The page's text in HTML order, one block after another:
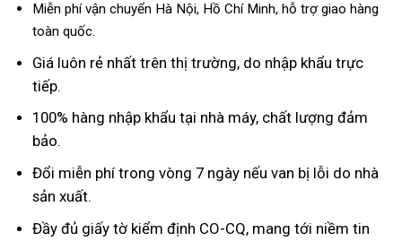
Miễn phí vận chuyển Hà Nội, Hồ Chí Minh, hỗ trợ giao hàng
toàn quốc.
Giá luôn rẻ nhất trên thị trường, do nhập khẩu trực
tiếp.
100% hàng nhập khẩu tại nhà máy, chất lượng đảm
bảo.
Đổi miễn phí trong vòng 7 ngày nếu van bị lỗi do nhà
sản xuất.
Đầy đủ giấy tờ kiểm định CO-CQ, mang tới niềm tin